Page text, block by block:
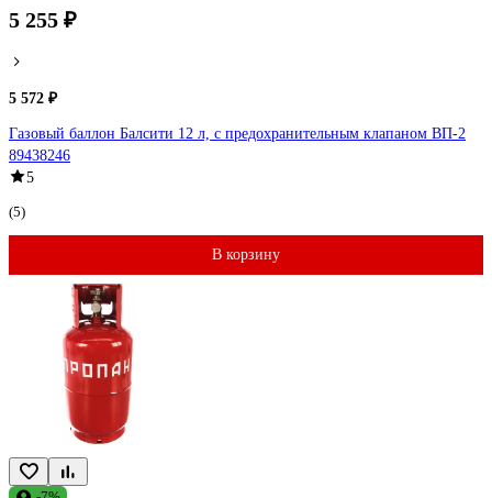
5 255 ₽
5 572 ₽
Газовый баллон Балсити 12 л, с предохранительным клапаном ВП-2
89438246
5
(5)
В корзину